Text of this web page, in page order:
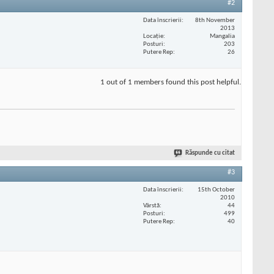
#2
Data înscrierii
8th November
2013
Locaţie
Mangalia
Posturi
203
Putere Rep
26
1 out of 1 members found this post helpful.
Răspunde cu citat
#3
Data înscrierii
15th October
2010
Vârstă
44
Posturi
499
Putere Rep
40